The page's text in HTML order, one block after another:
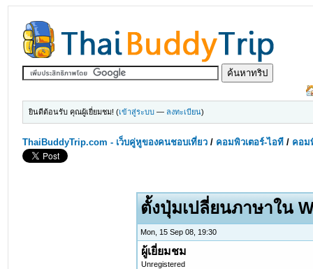
ยินดีต้อนรับ คุณผู้เยี่ยมชม! (เข้าสู่ระบบ — ลงทะเบียน)
ThaiBuddyTrip.com - เว็บคู่หูของคนชอบเที่ยว / คอมพิวเตอร์-ไอที / คอม
ตั้งปุ่มเปลี่ยนภาษาใน
Mon, 15 Sep 08, 19:30
ผู้เยี่ยมชม
Unregistered